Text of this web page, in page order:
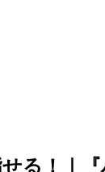
る！｜『